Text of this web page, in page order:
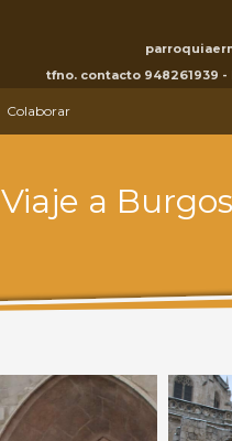
tfno. contacto 948261939
Colaborar
Viaje a